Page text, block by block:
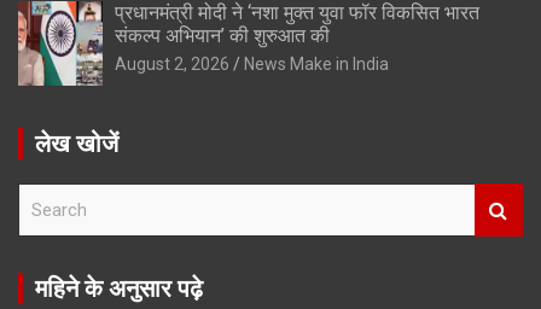
प्रधानमंत्री मोदी ने ‘नशा मुक्त युवा फॉर विकसित भारत
संकल्प अभियान’ की शुरुआत की
August 2, 2026 News Make in India
लेख खोजें
r
महिने के अनुसार पढ़े